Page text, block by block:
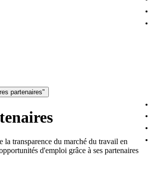
partenaires"
la transparence du marché du travail en
d'emploi grâce à ses partenaires